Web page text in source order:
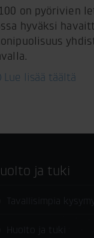
on pyörivien
hyväksi
Lue lisää täältä
ja
Tavallisimpia
Huolto ja tuki